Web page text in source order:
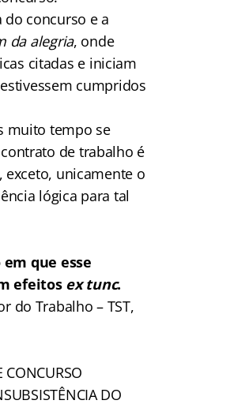
concurso e a
da alegria, onde
citadas e iniciam
cumpridos
muito tempo se
de trabalho é
unicamente o
lógica para tal
que esse
efeitos ex tunc.
do Trabalho – TST,
CONCURSO
DO